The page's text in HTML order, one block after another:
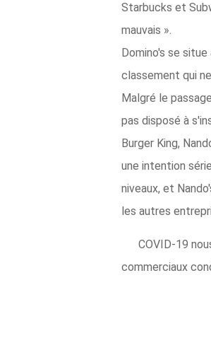
Starbucks et
mauvais ».
Domino's se
classement qui
Malgré le
pas disposé à
Burger King,
une intention
niveaux, et
les autres
COVID-19
commerciaux